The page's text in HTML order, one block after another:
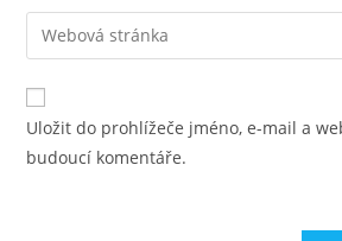
své
jméno
nebo
uživatelské
jméno
přidat
komentář,
svou
e-
mailovou
Zadejte
adresu
URL
svého
Uložit do prohlížeče jméno, e-mail a
budoucí komentáře.